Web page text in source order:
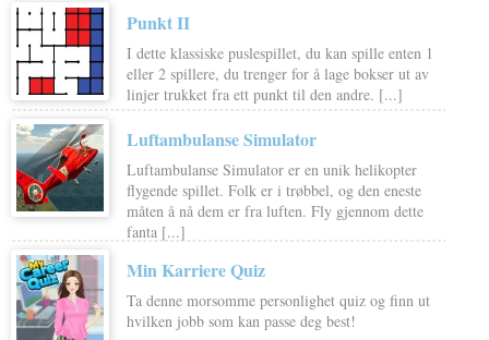
Punkt II
I dette klassiske puslespillet, du kan spille enten 1
eller 2 spillere, du trenger for å lage bokser ut av
linjer trukket fra ett punkt til den andre. [...]
Luftambulanse Simulator
Luftambulanse Simulator er en unik helikopter
flygende spillet. Folk er i trøbbel, og den eneste
måten å nå dem er fra luften. Fly gjennom dette
fanta [...]
Min Karriere Quiz
Ta denne morsomme personlighet quiz og finn ut
hvilken jobb som kan passe deg best!